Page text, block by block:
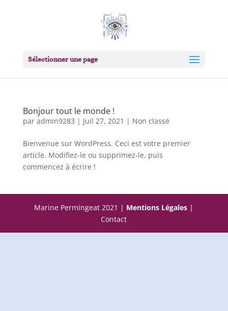
Sélectionner une page
Bonjour tout le monde !
par admin9283 | Juil 27, 2021 | Non classé
Bienvenue sur WordPress. Ceci est votre premier
article. Modifiez-le ou supprimez-le, puis
commencez à écrire !
Marine Permingeat 2021 | Mentions Légales |
Contact